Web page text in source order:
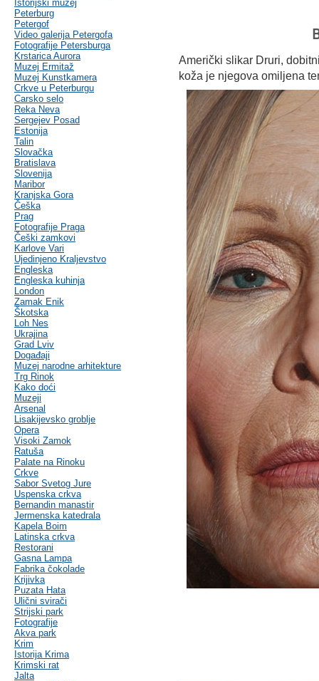
Istorijski muzej
Peterburg
Petergof
Video galerija Petergofa
Fotografije Petersburga
Krstarica Aurora
Muzej Ermitaž
Muzej Kunstkamera
Crkve u Peterburgu
Carsko selo
Reka Neva
Sergejev Posad
Estonija
Talin
Slovačka
Bratislava
Slovenija
Maribor
Kranjska Gora
Češka
Prag
Fotografije Praga
Češki zamkovi
Karlove Vari
Ujedinjeno Kraljevstvo
Engleska
Engleska kuhinja
London
Zamak Enik
Škotska
Loh Nes
Ukrajina
Grad Lviv
Događaji
Muzej narodne arhitekture
Trg Rinok
Kako doći
Muzeji
Arsenal
Lisakijevsko groblje
Opera
Visoki Zamok
Ratuša
Palate na Rinoku
Crkve
Sabor Svetog Jure
Uspenska crkva
Bernandin manastir
Jermenska katedrala
Kapela Boim
Latinska crkva
Restorani
Gasna Lampa
Fabrika čokolade
Krijivka
Puzata Hata
Ulični svirači
Strijski park
Fotografije
Akva park
Krim
Istorija Krima
Krimski rat
Jalta
Američki slikar Druri,
koža je njegova omiljena